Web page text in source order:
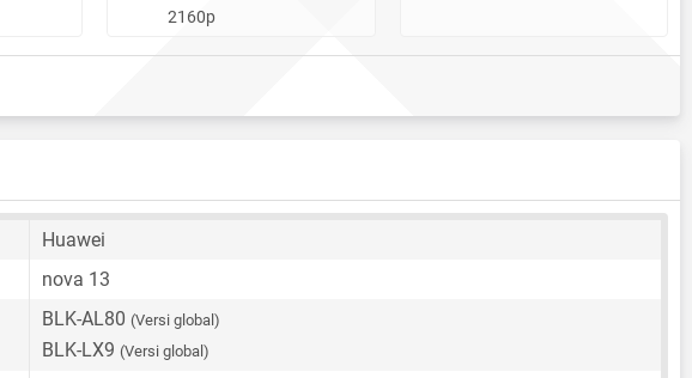
2160p
Huawei
nova 13
BLK-AL80 (Versi global)
BLK-LX9 (Versi global)